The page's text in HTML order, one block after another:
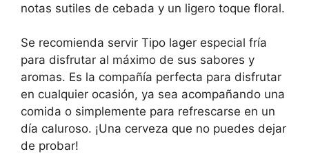
notas sutiles de cebada y un ligero toque floral.
Se recomienda servir Tipo lager especial fría
para disfrutar al máximo de sus sabores y
aromas. Es la compañía perfecta para disfrutar
en cualquier ocasión, ya sea acompañando una
comida o simplemente para refrescarse en un
día caluroso. ¡Una cerveza que no puedes dejar
de probar!